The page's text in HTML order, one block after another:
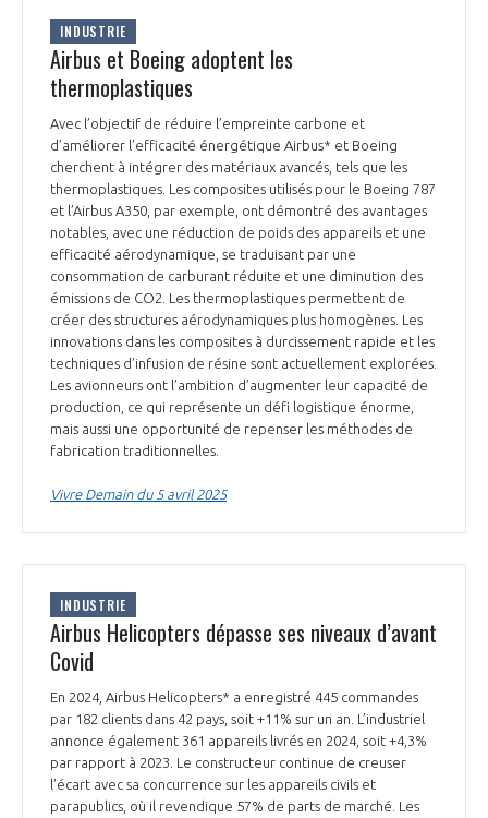
INDUSTRIE
Airbus et Boeing adoptent les
thermoplastiques
Avec l’objectif de réduire l’empreinte carbone et
d’améliorer l’efficacité énergétique Airbus* et Boeing
cherchent à intégrer des matériaux avancés, tels que les
thermoplastiques. Les composites utilisés pour le Boeing 787
et l’Airbus A350, par exemple, ont démontré des avantages
notables, avec une réduction de poids des appareils et une
efficacité aérodynamique, se traduisant par une
consommation de carburant réduite et une diminution des
émissions de CO2. Les thermoplastiques permettent de
créer des structures aérodynamiques plus homogènes. Les
innovations dans les composites à durcissement rapide et les
techniques d’infusion de résine sont actuellement explorées.
Les avionneurs ont l’ambition d’augmenter leur capacité de
production, ce qui représente un défi logistique énorme,
mais aussi une opportunité de repenser les méthodes de
fabrication traditionnelles.
Vivre Demain du 5 avril 2025
INDUSTRIE
Airbus Helicopters dépasse ses niveaux d’avant
Covid
En 2024, Airbus Helicopters* a enregistré 445 commandes
par 182 clients dans 42 pays, soit +11% sur un an. L’industriel
annonce également 361 appareils livrés en 2024, soit +4,3%
par rapport à 2023. Le constructeur continue de creuser
l’écart avec sa concurrence sur les appareils civils et
parapublics, où il revendique 57% de parts de marché. Les